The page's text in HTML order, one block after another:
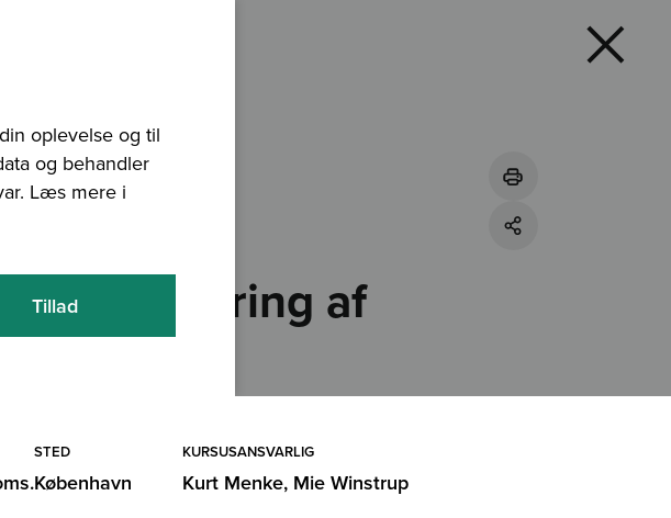
oplevelse og til
og behandler
Læs mere i
Tillad
af
STED
København
KURSUSANSVARLIG
Kurt Menke, Mie Winstrup